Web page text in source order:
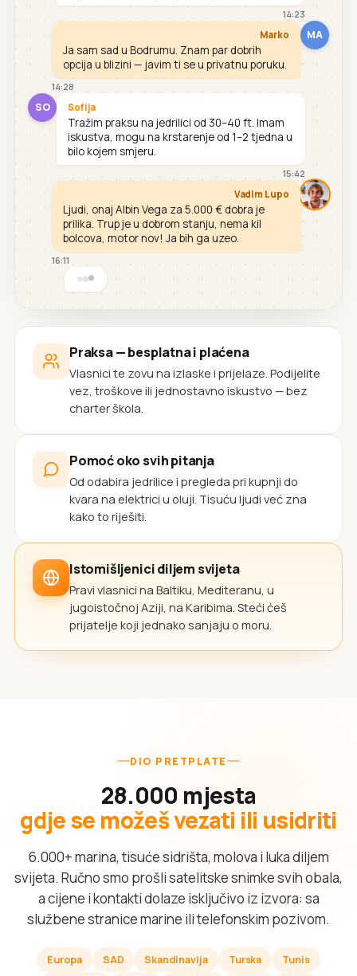
14:23
MA
Marko
Ja sam sad u Bodrumu. Znam par dobrih
opcija u blizini — javim ti se u privatnu poruku.
14:28
SO Sofija
Tražim praksu na jedrilici od 30–40 ft. Imam
iskustva, mogu na krstarenje od 1–2 tjedna u
bilo kojem smjeru.
15:42
Vadim Lupo
Ljudi, onaj Albin Vega za 5.000 € dobra je
prilika. Trup je u dobrom stanju, nema kil
bolcova, motor nov! Ja bih ga uzeo.
16:11
Praksa — besplatna i plaćena
Vlasnici te zovu na izlaske i prijelaze. Podijelite
vez, troškove ili jednostavno iskustvo — bez
charter škola.
Pomoć oko svih pitanja
Od odabira jedrilice i pregleda pri kupnji do
kvara na elektrici u oluji. Tisuću ljudi već zna
kako to riješiti.
Istomišljenici diljem svijeta
Pravi vlasnici na Baltiku, Mediteranu, u
jugoistočnoj Aziji, na Karibima. Steći ćeš
prijatelje koji jednako sanjaju o moru.
DIO PRETPLATE
28.000 mjesta
gdje se možeš vezati ili usidriti
6.000+ marina, tisuće sidrišta, molova i luka diljem
svijeta. Ručno smo prošli satelitske snimke svih obala,
a cijene i kontakti dolaze isključivo iz izvora: sa
službene stranice marine ili telefonskim pozivom.
Europa SAD Skandinavija Turska
Tunis